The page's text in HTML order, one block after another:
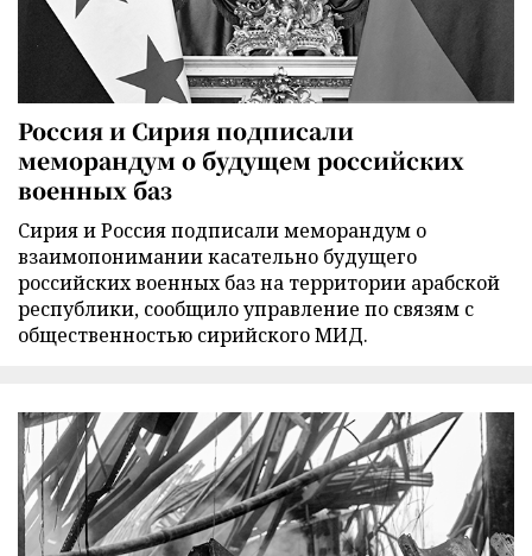
Россия и Сирия подписали
меморандум о будущем российских
военных баз
Сирия и Россия подписали меморандум о
взаимопонимании касательно будущего
российских военных баз на территории арабской
республики, сообщило управление по связям с
общественностью сирийского МИД.